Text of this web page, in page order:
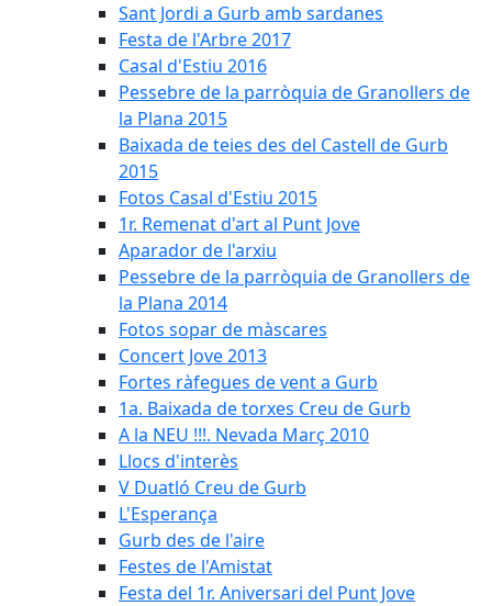
Sant Jordi a Gurb amb sardanes
Festa de l'Arbre 2017
Casal d'Estiu 2016
Pessebre de la parròquia de Granollers de
la Plana 2015
Baixada de teies des del Castell de Gurb
2015
Fotos Casal d'Estiu 2015
1r. Remenat d'art al Punt Jove
Aparador de l'arxiu
Pessebre de la parròquia de Granollers de
la Plana 2014
Fotos sopar de màscares
Concert Jove 2013
Fortes ràfegues de vent a Gurb
1a. Baixada de torxes Creu de Gurb
A la NEU !!!. Nevada Març 2010
Llocs d'interès
V Duatló Creu de Gurb
L'Esperança
Gurb des de l'aire
Festes de l'Amistat
Festa del 1r. Aniversari del Punt Jove